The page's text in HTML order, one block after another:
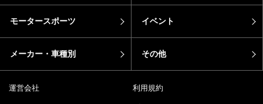
モータースポーツ イベント
メーカー・車種別 その他
運営会社 利用規約